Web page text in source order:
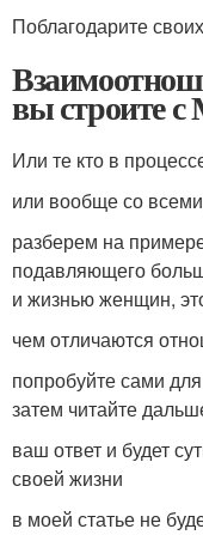
Поблагодарите
вы строите
Или те кто в
или вообще со
разберем на
подавляющего
и жизнью женщин,
чем отличаются
попробуйте сами
затем читайте
ваш ответ и будет
своей жизни
в моей статье не